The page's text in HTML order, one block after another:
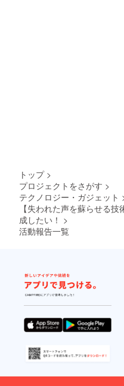
トップ >
プロジェクトをさがす >
テクノロジー・ガジェット
【失われた声を蘇らせる
成したい！ >
活動報告一覧